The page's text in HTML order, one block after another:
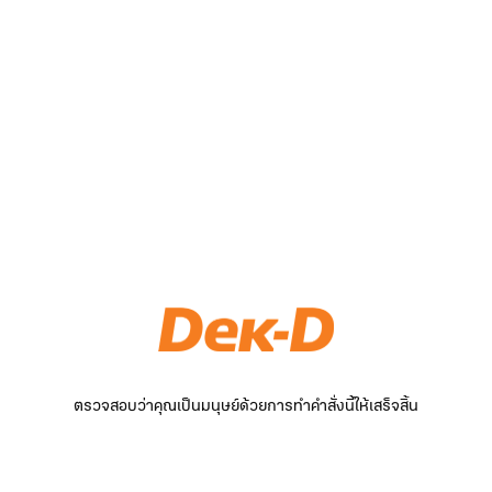
ตรวจสอบว่าคุณเป็นมนุษย์ด้วยการทำคำสั่งนี้ให้เสร็จสิ้น